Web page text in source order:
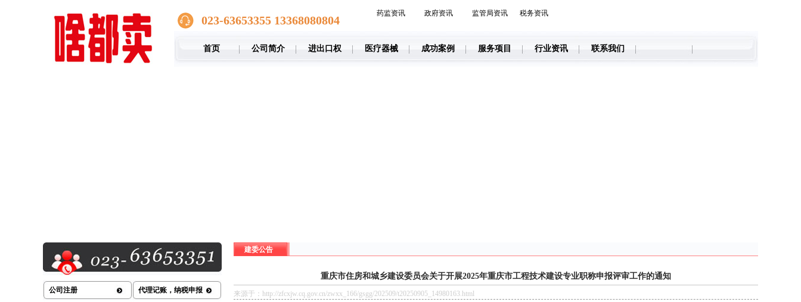
023-63653355 13368080804
药监资讯 政府资讯 监管局资讯 税务资讯
首页 公司简介 进出口权 医疗器械 成功案例 服务项目 行业资讯 联系我们
公司注册 代理记账，纳税申报
建委公告
重庆市住房和城乡建设委员会关于开展2025年重庆市工程技术建设专业职称申报评审工作的通知
来源于：http://zfcxjw.cq.gov.cn/zwxx_166/gsgg/202509/t20250905_14980163.html